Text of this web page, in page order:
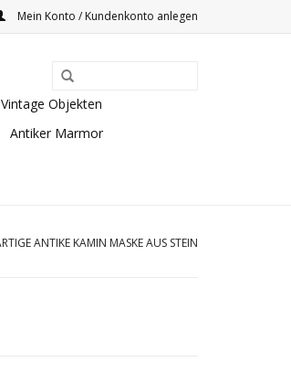
Mein Konto / Kundenkonto anlegen
Objekten
Antiker Marmor
ANTIKE KAMIN MASKE AUS STEIN